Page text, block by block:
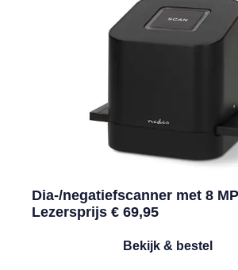
Dia-/negatiefscanner met 8
Lezersprijs € 69,95
Bekijk & bestel